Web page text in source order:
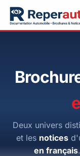
Deux univers
et les notices
en français.